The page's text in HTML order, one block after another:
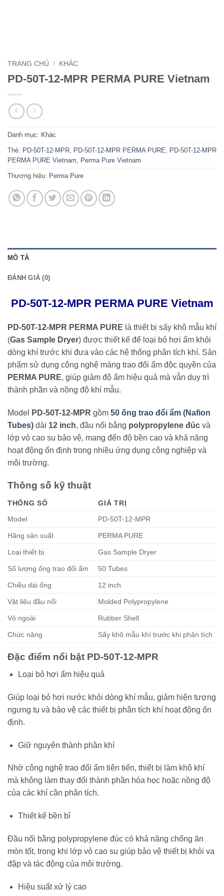
TRANG CHỦ / KHÁC
PD-50T-12-MPR PERMA PURE Vietnam
Danh mục: Khác
Thẻ: PD-50T-12-MPR, PD-50T-12-MPR PERMA PURE, PD-50T-12-MPR
PERMA PURE Vietnam, Perma Pure Vietnam
Thương hiệu: Perma Pure
MÔ TẢ
ĐÁNH GIÁ (0)
PD-50T-12-MPR PERMA PURE Vietnam
PD-50T-12-MPR PERMA PURE là thiết bị sấy khô mẫu khí
(Gas Sample Dryer) được thiết kế để loại bỏ hơi ẩm khỏi
dòng khí trước khi đưa vào các hệ thống phân tích khí. Sản
phẩm sử dụng công nghệ màng trao đổi ẩm độc quyền của
PERMA PURE, giúp giảm độ ẩm hiệu quả mà vẫn duy trì
thành phần và nồng độ khí mẫu.
Model PD-50T-12-MPR gồm 50 ống trao đổi ẩm (Nafion
Tubes) dài 12 inch, đầu nối bằng polypropylene đúc và
lớp vỏ cao su bảo vệ, mang đến độ bền cao và khả năng
hoạt động ổn định trong nhiều ứng dụng công nghiệp và
môi trường.
Thông số kỹ thuật
THÔNG SỐ
GIÁ TRỊ
Model
PD-50T-12-MPR
Hãng sản xuất PERMA PURE
Loại thiết bị Gas Sample Dryer
Số lượng ống trao đổi ẩm 50 Tubes
Chiều dài ống 12 inch
Vật liệu đầu nối Molded Polypropylene
Vỏ ngoài Rubber Shell
Chức năng Sấy khô mẫu khí trước khi phân tích
Đặc điểm nổi bật PD-50T-12-MPR
Loại bỏ hơi ẩm hiệu quả
Giúp loại bỏ hơi nước khỏi dòng khí mẫu, giảm hiện tượng
ngưng tụ và bảo vệ các thiết bị phân tích khí hoạt động ổn
định.
Giữ nguyên thành phần khí
Nhờ công nghệ trao đổi ẩm tiên tiến, thiết bị làm khô khí
mà không làm thay đổi thành phần hóa học hoặc nồng độ
của các khí cần phân tích.
Thiết kế bền bỉ
Đầu nối bằng polypropylene đúc có khả năng chống ăn
mòn tốt, trong khi lớp vỏ cao su giúp bảo vệ thiết bị khỏi va
đập và tác động của môi trường.
Hiệu suất xử lý cao